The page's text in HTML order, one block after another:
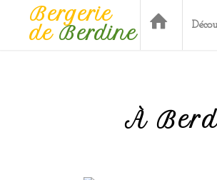
Bergerie
deBerdine
À